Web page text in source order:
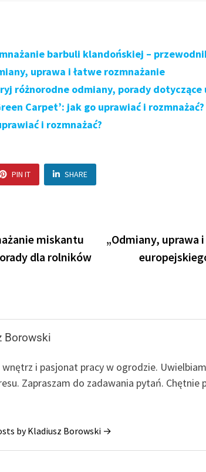
barbuli klandońskiej –
uprawa i łatwe rozmnażanie
różnorodne odmiany, porady dotyczące
Carpet’: jak go uprawiać i rozmnażać?
i rozmnażać?
PIN IT SHARE
miskantu
dla rolników
„Odmiany, uprawa
Borowski
i pasjonat pracy w ogrodzie.
Zapraszam do zadawania pytań. Chętnie
by Kladiusz Borowski →